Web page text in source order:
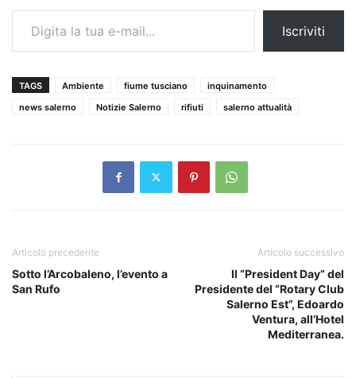
Digita la tua e-mail...
Iscriviti
TAGS Ambiente fiume tusciano
inquinamento
news salerno
Notizie Salerno rifiuti salerno attualità
Articolo precedente
Sotto l’Arcobaleno, l’evento a
San Rufo
Articolo successivo
Il “President Day” del
Presidente del “Rotary Club
Salerno Est”, Edoardo
Ventura, all’Hotel
Mediterranea.